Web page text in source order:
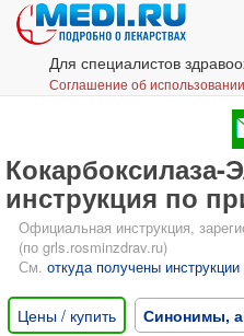
Для специалистов
Соглашение об использовании
Кокарбоксилаза-
инструкция по
Официальная инструкция,
(по grls.rosminzdrav.ru)
См. откуда получены
Цены / купить Синонимы,